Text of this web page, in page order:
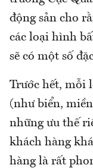
động sản cho
các loại hình
sẽ có một số
Trước hết, mỗi
(như biển,
những ưu thế
khách hàng
hàng là rất